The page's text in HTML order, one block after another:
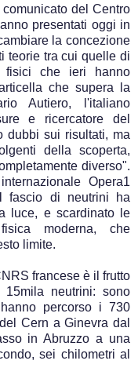
del Centro
presentati oggi in
la concezione
teorie tra cui quelle di
fisici che ieri hanno
che supera la
Autiero, l'italiano
e ricercatore del
dubbi sui risultati, ma
della scoperta,
diverso".
Opera1
fascio di neutrini ha
luce, e scardinato le
moderna, che
limite.
francese è il frutto
neutrini: sono
percorso i 730
Cern a Ginevra dal
in Abruzzo a una
sei chilometri al